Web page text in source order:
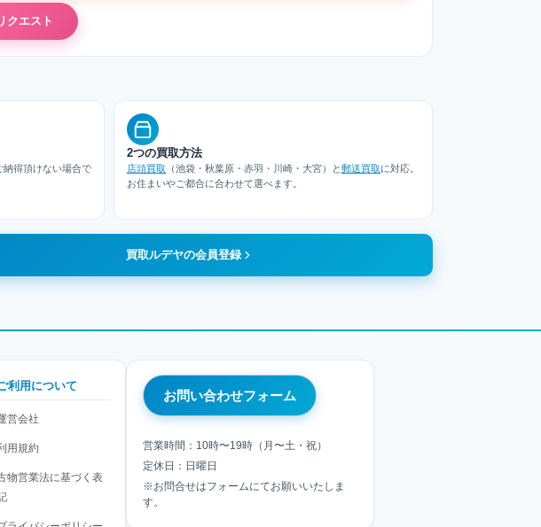
クエスト
納得頂けない場合で
2つの買取方法
店頭買取 （池袋・秋葉原・赤羽・川崎・大宮）と郵送買取に対応。
お住まいやご都合に合わせて選べます。
買取ルデヤの会員登録
利用について
営会社
用規約
物営業法に基づく表
お問い合わせフォーム
営業時間：10時〜19時（月〜土・祝）
定休日：日曜日
※お問合せはフォームにてお願いいたしま
す。